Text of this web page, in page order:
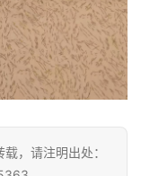
，请注明出处：